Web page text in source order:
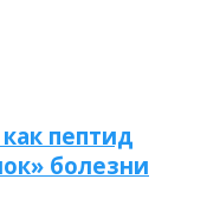
пептид
болезни